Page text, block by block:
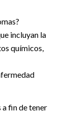
incluyan la
químicos,
fin de tener